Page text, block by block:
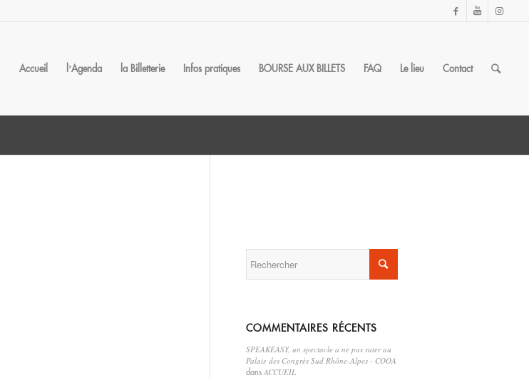
Accueil l’Agenda la Billetterie Infos pratiques BOURSE AUX BILLETS FAQ Le lieu Contact
COMMENTAIRES RÉCENTS
SPEAKEASY, un spectacle a ne pas rater au
Palais des Congrès Sud Rhône-Alpes - COOA
dansACCUEIL